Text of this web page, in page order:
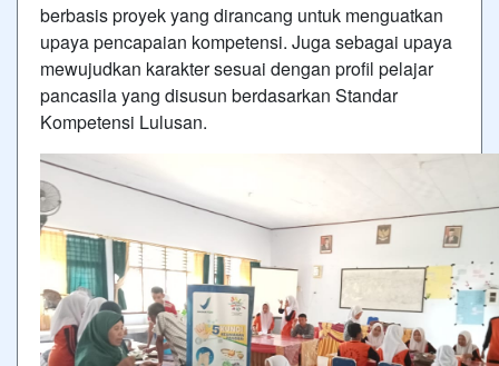
berbasis proyek yang dirancang untuk menguatkan
upaya pencapaian kompetensi. Juga sebagai upaya
mewujudkan karakter sesuai dengan profil pelajar
pancasila yang disusun berdasarkan Standar
Kompetensi Lulusan.